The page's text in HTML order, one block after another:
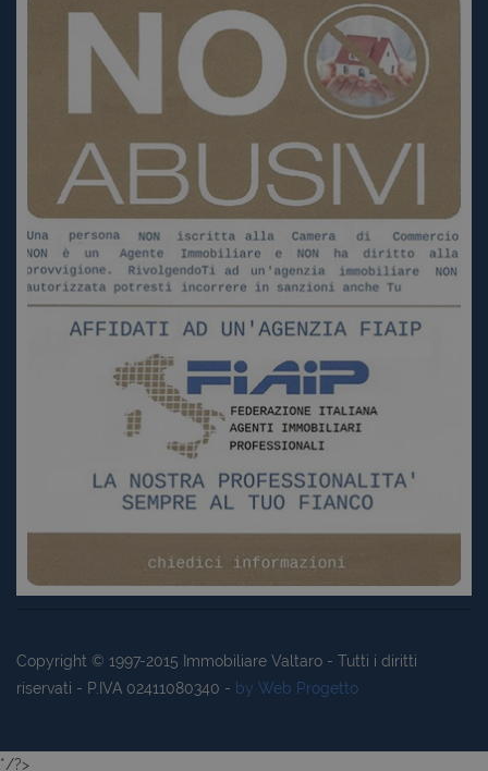
Copyright © 1997-2015 Immobiliare Valtaro - Tutti i diritti
riservati - P.IVA 02411080340 - by Web Progetto
*/?>